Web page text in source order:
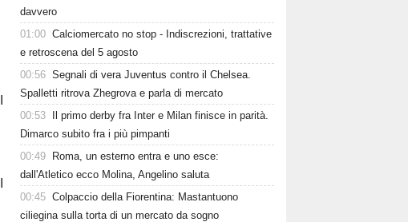
davvero
01:00 Calciomercato no stop - Indiscrezioni, trattative
e retroscena del 5 agosto
00:56 Segnali di vera Juventus contro il Chelsea.
Spalletti ritrova Zhegrova e parla di mercato
00:53
Il primo derby fra Inter e Milan finisce in parità.
Dimarco subito fra i più pimpanti
00:49
Roma, un esterno entra e uno esce:
dall'Atletico ecco Molina, Angelino saluta
00:45 Colpaccio della Fiorentina: Mastantuono
ciliegina sulla torta di un mercato da sogno